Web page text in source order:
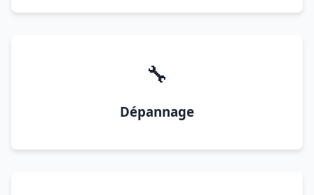
🔧
Dépannage